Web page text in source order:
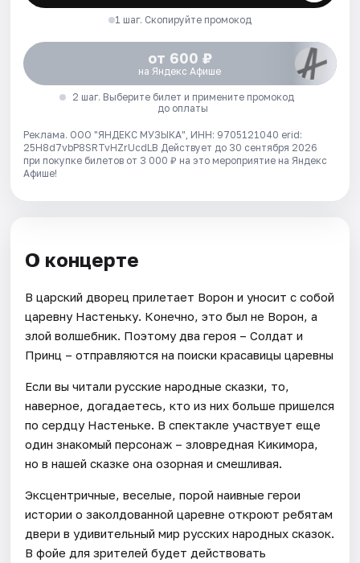
1 шаг. Скопируйте промокод
от 600 ₽
на Яндекс Афише
2 шаг. Выберите билет и примените промокод
до оплаты
Реклама. ООО "ЯНДЕКС МУЗЫКА", ИНН: 9705121040 erid:
25H8d7vbP8SRTvHZrUcdLB Действует до 30 сентября 2026
при покупке билетов от 3 000 ₽ на это мероприятие на Яндекс
Афише!
О концерте
В царский дворец прилетает Ворон и уносит с собой
царевну Настеньку. Конечно, это был не Ворон, а
злой волшебник. Поэтому два героя – Солдат и
Принц – отправляются на поиски красавицы царевны
Если вы читали русские народные сказки, то,
наверное, догадаетесь, кто из них больше пришелся
по сердцу Настеньке. В спектакле участвует еще
один знакомый персонаж – зловредная Кикимора,
но в нашей сказке она озорная и смешливая.
Эксцентричные, веселые, порой наивные герои
истории о заколдованной царевне откроют ребятам
двери в удивительный мир русских народных сказок.
В фойе для зрителей будет действовать